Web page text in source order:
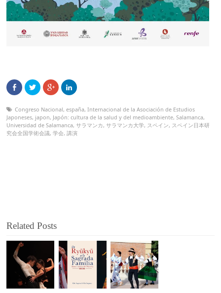
Congreso Nacional,españa,Internacional de la Asociación de Estudios
Japoneses, japon, Japón: cultura de la salud y del medioambiente,Salamanca,
Universidad de Salamanca, サラマンカ, サラマンカ大学, スペイン, スペイン日本研
究会全国学術会議,学会,講演
Related Posts